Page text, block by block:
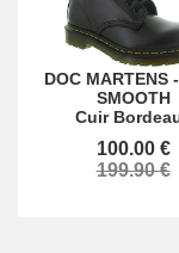
DOC MARTENS -
SMOOTH
Cuir
100.00 €
199.90 €